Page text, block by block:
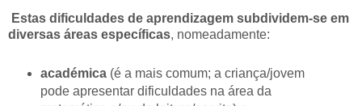
Estas dificuldades de aprendizagem subdividem-se em
diversas áreas específicas, nomeadamente:
académica(é a mais comum; a criança/jovem
pode apresentar dificuldades na área da